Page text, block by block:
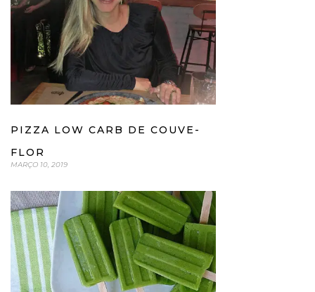
PIZZA LOW CARB DE COUVE-
FLOR
MARÇO 10, 2019